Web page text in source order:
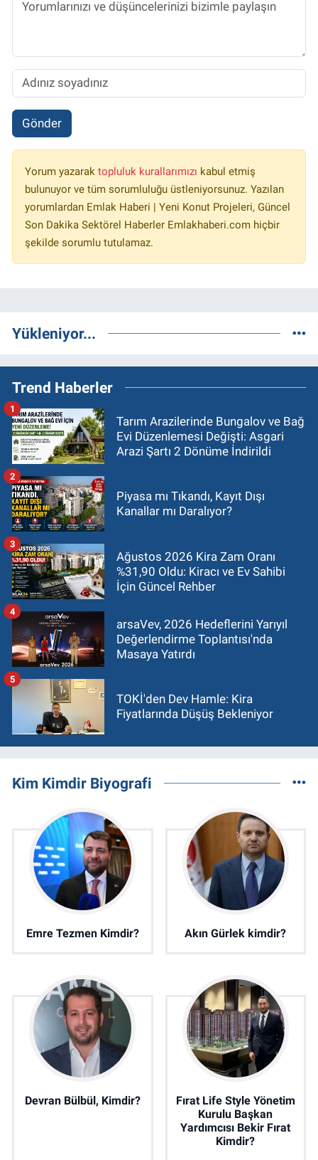
Gönder
Yorum yazarak topluluk kurallarımızı kabul etmiş
bulunuyor ve tüm sorumluluğu üstleniyorsunuz. Yazılan
yorumlardan Emlak Haberi | Yeni Konut Projeleri, Güncel
Son Dakika Sektörel Haberler Emlakhaberi.com hiçbir
şekilde sorumlu tutulamaz.
Yükleniyor...
Trend Haberler
Tarım Arazilerinde Bungalov ve Bağ
Evi Düzenlemesi Değişti: Asgari
Arazi Şartı 2 Dönüme İndirildi
1
Piyasa mı Tıkandı, Kayıt Dışı
Kanallar mı Daralıyor?
2
Ağustos 2026 Kira Zam Oranı
%31,90 Oldu: Kiracı ve Ev Sahibi
İçin Güncel Rehber
3
arsaVev, 2026 Hedeflerini Yarıyıl
Değerlendirme Toplantısı'nda
Masaya Yatırdı
4
TOKİ'den Dev Hamle: Kira
Fiyatlarında Düşüş Bekleniyor
5
Kim Kimdir Biyografi
Emre Tezmen Kimdir? Akın Gürlek kimdir?
Devran Bülbül, Kimdir?
Fırat Life Style Yönetim
Kurulu Başkan
Yardımcısı Bekir Fırat
Kimdir?